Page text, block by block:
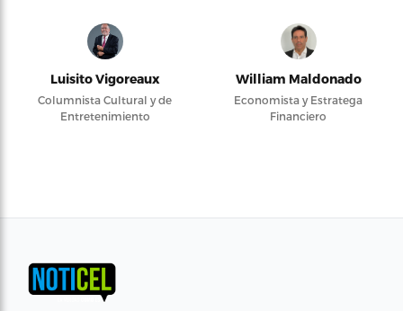
Luisito Vigoreaux
Columnista Cultural y de
Entretenimiento
William Maldonado
Economista y Estratega
Financiero